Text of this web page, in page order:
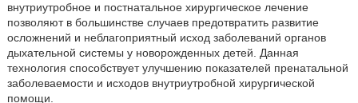
внутриутробное и постнатальное хирургическое лечение
позволяют в большинстве случаев предотвратить развитие
осложнений и неблагоприятный исход заболеваний органов
дыхательной системы у новорожденных детей. Данная
технология способствует улучшению показателей пренатальной
заболеваемости и исходов внутриутробной хирургической
помощи.